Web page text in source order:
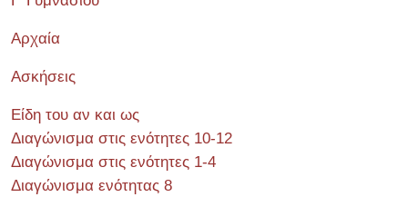
Αρχαία
Ασκήσεις
Είδη του αν και ως
Διαγώνισμα στις ενότητες 10-12
Διαγώνισμα στις ενότητες 1-4
Διαγώνισμα ενότητας 8